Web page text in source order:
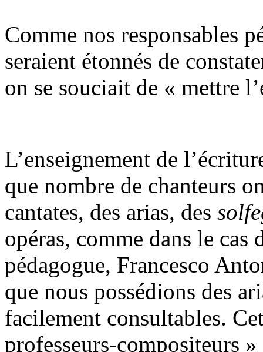
Comme nos responsables
seraient étonnés de
on se souciait de « mettre
L’enseignement de
que nombre de chanteurs
cantates, des arias, des
opéras, comme dans le cas
pédagogue, Francesco
que nous possédions des
facilement consultables.
professeurs-compositeurs